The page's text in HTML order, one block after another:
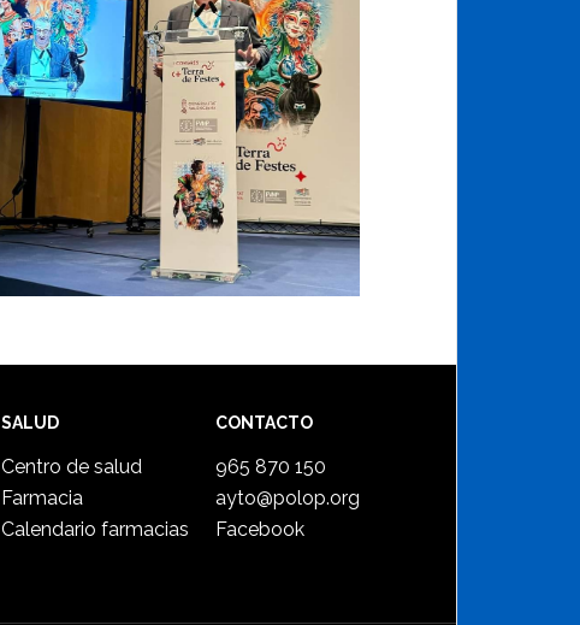
SALUD
Centro de salud
Farmacia
Calendario farmacias
CONTACTO
965 870 150
ayto@polop.org
Facebook